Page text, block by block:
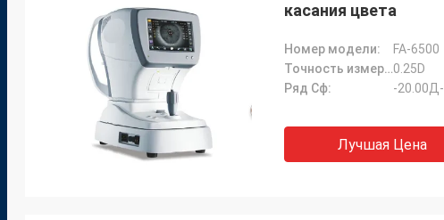
касания цвета
Номер модели:
FA-6500
Точность измерения:0.25D
Ряд Сф:
-
Лучшая Цена